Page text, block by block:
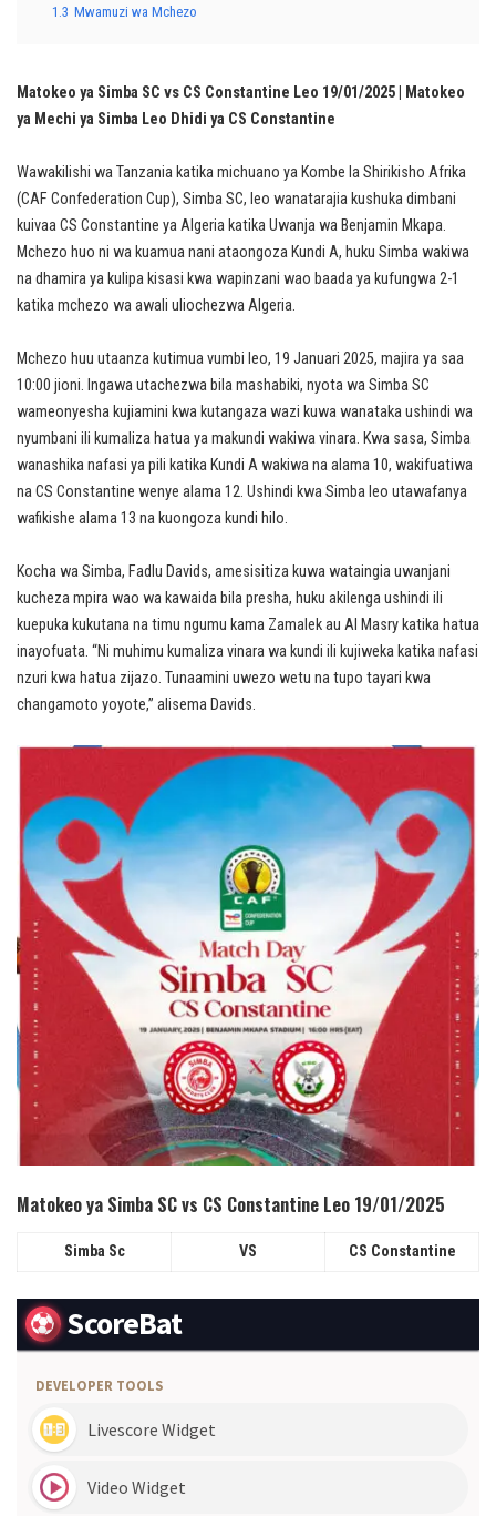
1.3 Mwamuzi wa Mchezo
Matokeo ya Simba SC vs CS Constantine Leo 19/01/2025 | Matokeo
ya Mechi ya Simba Leo Dhidi ya CS Constantine
Wawakilishi wa Tanzania katika michuano ya Kombe la Shirikisho Afrika
(CAF Confederation Cup), Simba SC, leo wanatarajia kushuka dimbani
kuivaa CS Constantine ya Algeria katika Uwanja wa Benjamin Mkapa.
Mchezo huo ni wa kuamua nani ataongoza Kundi A, huku Simba wakiwa
na dhamira ya kulipa kisasi kwa wapinzani wao baada ya kufungwa 2-1
katika mchezo wa awali uliochezwa Algeria.
Mchezo huu utaanza kutimua vumbi leo, 19 Januari 2025, majira ya saa
10:00 jioni. Ingawa utachezwa bila mashabiki, nyota wa Simba SC
wameonyesha kujiamini kwa kutangaza wazi kuwa wanataka ushindi wa
nyumbani ili kumaliza hatua ya makundi wakiwa vinara. Kwa sasa, Simba
wanashika nafasi ya pili katika Kundi A wakiwa na alama 10, wakifuatiwa
na CS Constantine wenye alama 12. Ushindi kwa Simba leo utawafanya
wafikishe alama 13 na kuongoza kundi hilo.
Kocha wa Simba, Fadlu Davids, amesisitiza kuwa wataingia uwanjani
kucheza mpira wao wa kawaida bila presha, huku akilenga ushindi ili
kuepuka kukutana na timu ngumu kama Zamalek au Al Masry katika hatua
inayofuata. “Ni muhimu kumaliza vinara wa kundi ili kujiweka katika nafasi
nzuri kwa hatua zijazo. Tunaamini uwezo wetu na tupo tayari kwa
changamoto yoyote,” alisema Davids.
Matokeo ya Simba SC vs CS Constantine Leo 19/01/2025
Simba Sc VS CS Constantine